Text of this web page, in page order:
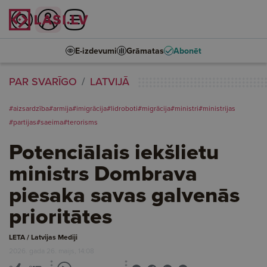
E-izdevumi Grāmatas Abonēt
PAR SVARĪGO LATVIJĀ
#aizsardzība#armija#imigrācija#lidroboti#migrācija#ministri#ministrijas
#partijas#saeima#terorisms
Potenciālais iekšlietu
ministrs Dombrava
piesaka savas galvenās
prioritātes
LETA / Latvijas Mediji
2026. gada 26. maijs, 14:08